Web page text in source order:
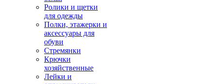
Ролики и щетки
для одежды
Полки, этажерки и
аксессуары для
обуви
Стремянки
Крючки
хозяйственные
Лейки и